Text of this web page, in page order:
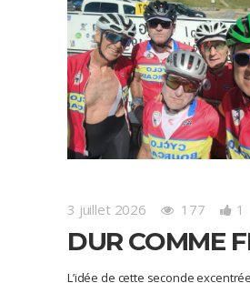
3 juillet 2026 177 1
DUR COMME
L’idée de cette seconde